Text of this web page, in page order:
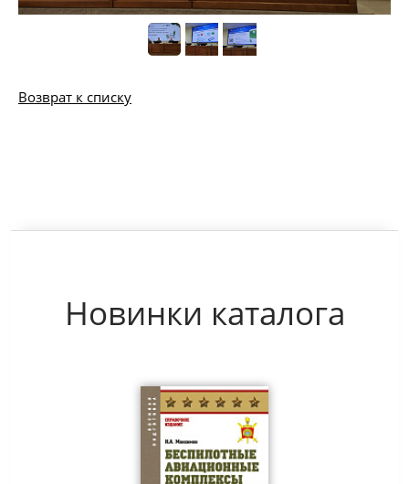
Возврат к списку
Новинки каталога